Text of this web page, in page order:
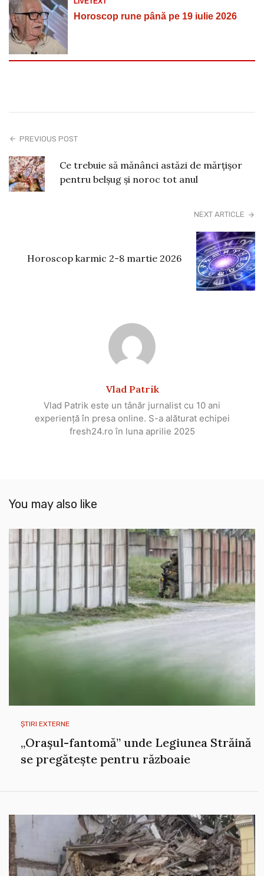
Horoscop rune până pe 19 iulie 2026
PREVIOUS POST
Ce trebuie să mănânci astăzi de mărțișor
pentru belșug și noroc tot anul
NEXT ARTICLE
Horoscop karmic 2-8 martie 2026
Vlad Patrik
Vlad Patrik este un tânăr jurnalist cu 10 ani
experiență în presa online. S-a alăturat echipei
fresh24.ro în luna aprilie 2025
You may also like
ȘTIRI EXTERNE
„Orașul-fantomă” unde Legiunea Străină
se pregătește pentru războaie